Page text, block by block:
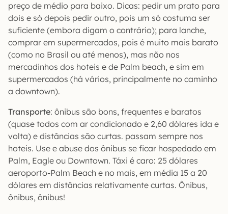
preço de médio para baixo. Dicas: pedir um prato para
dois e só depois pedir outro, pois um só costuma ser
suficiente (embora digam o contrário); para lanche,
comprar em supermercados, pois é muito mais barato
(como no Brasil ou até menos), mas não nos
mercadinhos dos hoteis e de Palm beach, e sim em
supermercados (há vários, principalmente no caminho
a downtown).
Transporte: ônibus são bons, frequentes e baratos
(quase todos com ar condicionado e 2,60 dólares ida e
volta) e distâncias são curtas. passam sempre nos
hoteis. Use e abuse dos ônibus se ficar hospedado em
Palm, Eagle ou Downtown. Táxi é caro: 25 dólares
aeroporto-Palm Beach e no mais, em média 15 a 20
dólares em distâncias relativamente curtas. Ônibus,
ônibus, ônibus!